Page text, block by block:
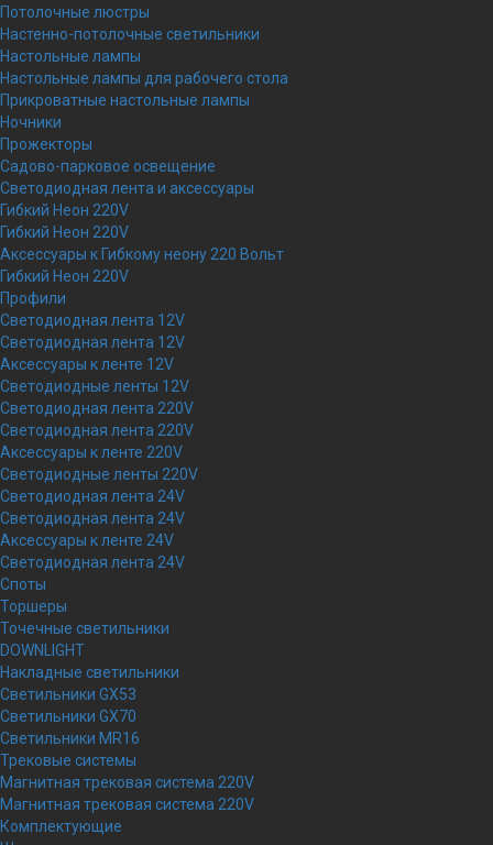
Потолочные люстры
Настенно-потолочные светильники
Настольные лампы
Настольные лампы для рабочего стола
Прикроватные настольные лампы
Ночники
Прожекторы
Садово-парковое освещение
Светодиодная лента и аксессуары
Гибкий Неон 220V
Гибкий Неон 220V
Аксессуары к Гибкому неону 220 Вольт
Гибкий Неон 220V
Профили
Светодиодная лента 12V
Светодиодная лента 12V
Аксессуары к ленте 12V
Светодиодные ленты 12V
Светодиодная лента 220V
Светодиодная лента 220V
Аксессуары к ленте 220V
Светодиодные ленты 220V
Светодиодная лента 24V
Светодиодная лента 24V
Аксессуары к ленте 24V
Светодиодная лента 24V
Споты
Торшеры
Точечные светильники
DOWNLIGHT
Накладные светильники
Светильники GX53
Светильники GX70
Светильники MR16
Трековые системы
Магнитная трековая система 220V
Магнитная трековая система 220V
Комплектующие